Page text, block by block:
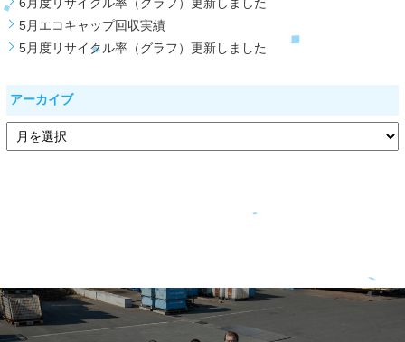
6月度リサイクル率（グラフ）更新しました
5月エコキャップ回収実績
5月度リサイクル率（グラフ）更新しました
アーカイブ